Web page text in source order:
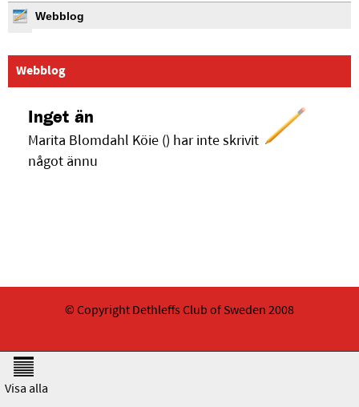
Webblog
Webblog
Visa alla
Inget än
Marita Blomdahl Köie () har inte skrivit
något ännu
© Copyright Dethleffs Club of Sweden 2008